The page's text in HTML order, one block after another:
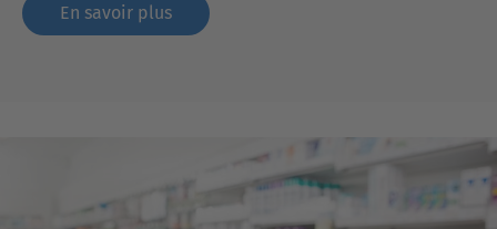
En savoir plus